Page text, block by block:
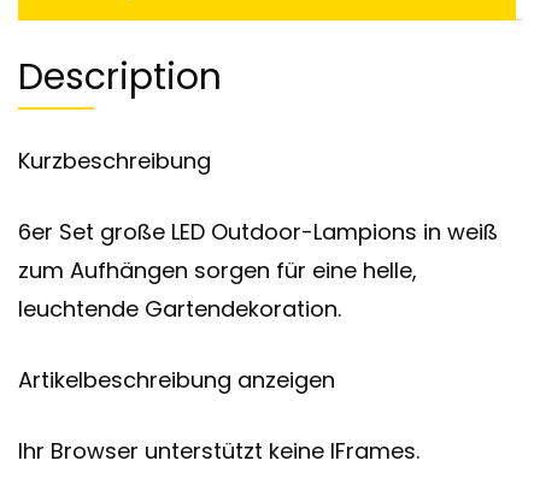
Description
Kurzbeschreibung
6er Set große LED Outdoor-Lampions in weiß
zum Aufhängen sorgen für eine helle,
leuchtende Gartendekoration.
Artikelbeschreibung anzeigen
Ihr Browser unterstützt keine IFrames.